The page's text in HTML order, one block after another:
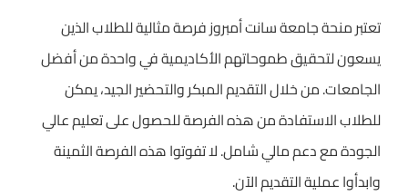
تعتبر منحة جامعة سانت أمبروز فرصة مثالية للطلاب الذين
يسعون لتحقيق طموحاتهم الأكاديمية في واحدة من أفضل
الجامعات. من خلال التقديم المبكر والتحضير الجيد، يمكن
للطلاب الاستفادة من هذه الفرصة للحصول على تعليم عالي
الجودة مع دعم مالي شامل. لا تفوتوا هذه الفرصة الثمينة
وابدأوا عملية التقديم الآن.